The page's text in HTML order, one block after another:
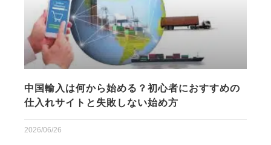
中国輸入は何から始める？初心者におすすめの
仕入れサイトと失敗しない始め方
2026/06/26